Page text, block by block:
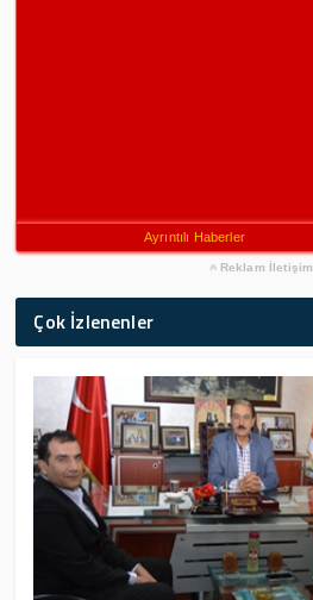
Ayrıntılı Haberler
Reklam İletişim
Çok İzlenenler